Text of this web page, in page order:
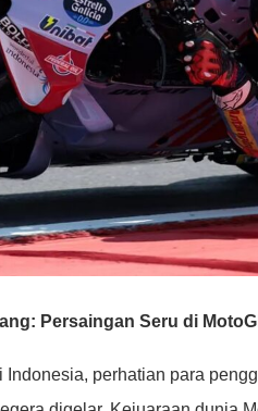
Persaingan Seru di
perhatian para